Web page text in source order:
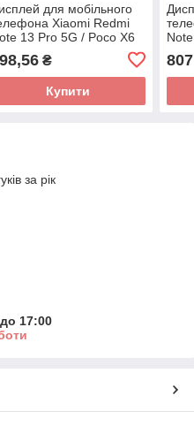
для мобільного
Xiaomi Redmi
13 Pro 5G / Poco X6
TFT з тачскріном Black
₴
Купити
за рік
17:00